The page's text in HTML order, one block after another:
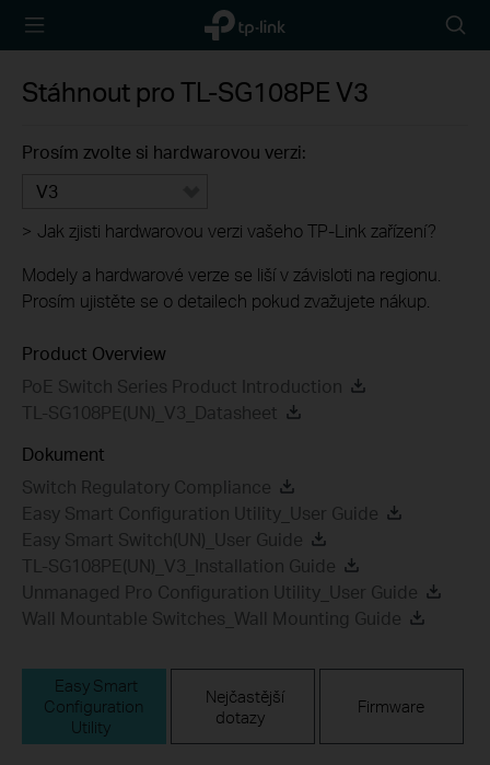
TP-Link,
Reliably
icon
Stáhnout proTL-SG108PE V3
Prosím zvolte si hardwarovou verzi:
V3
> Jak zjisti hardwarovou verzi vašeho TP-Link zařízení?
Modely a hardwarové verze se liší v závisloti na regionu.
Prosím ujistěte se o detailech pokud zvažujete nákup.
Product Overview
PoE Switch Series Product Introduction
TL-SG108PE(UN)_V3_Datasheet
Dokument
Switch Regulatory Compliance
Easy Smart Configuration Utility_User Guide
Easy Smart Switch(UN)_User Guide
TL-SG108PE(UN)_V3_Installation Guide
Unmanaged Pro Configuration Utility_User Guide
Wall Mountable Switches_Wall Mounting Guide
Easy Smart
Configuration
Utility
Nejčastější
dotazy
Firmware